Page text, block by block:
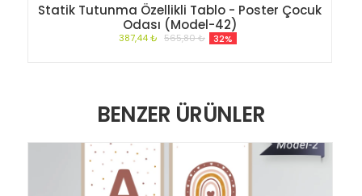
Statik Tutunma Özellikli Tablo - Poster Çocuk
Odası (Model-42)
387,44 ₺ 565,80 ₺ 32%
BENZER ÜRÜNLER